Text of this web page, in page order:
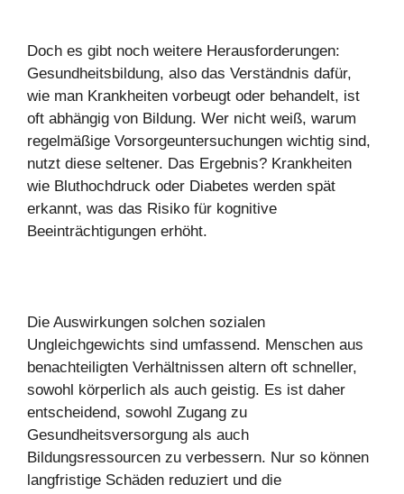
Doch es gibt noch weitere Herausforderungen:
Gesundheitsbildung, also das Verständnis dafür,
wie man Krankheiten vorbeugt oder behandelt, ist
oft abhängig von Bildung. Wer nicht weiß, warum
regelmäßige Vorsorgeuntersuchungen wichtig sind,
nutzt diese seltener. Das Ergebnis? Krankheiten
wie Bluthochdruck oder Diabetes werden spät
erkannt, was das Risiko für kognitive
Beeinträchtigungen erhöht.
Die Auswirkungen solchen sozialen
Ungleichgewichts sind umfassend. Menschen aus
benachteiligten Verhältnissen altern oft schneller,
sowohl körperlich als auch geistig. Es ist daher
entscheidend, sowohl Zugang zu
Gesundheitsversorgung als auch
Bildungsressourcen zu verbessern. Nur so können
langfristige Schäden reduziert und die